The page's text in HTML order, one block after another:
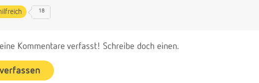
18
Kommentare verfasst! Schreibe doch einen.